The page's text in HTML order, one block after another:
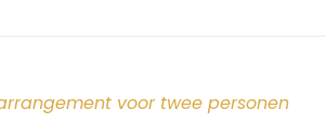
voor twee personen